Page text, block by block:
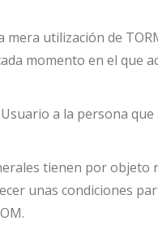
mera utilización de
momento en el que
a la persona
tienen por objeto
unas condiciones